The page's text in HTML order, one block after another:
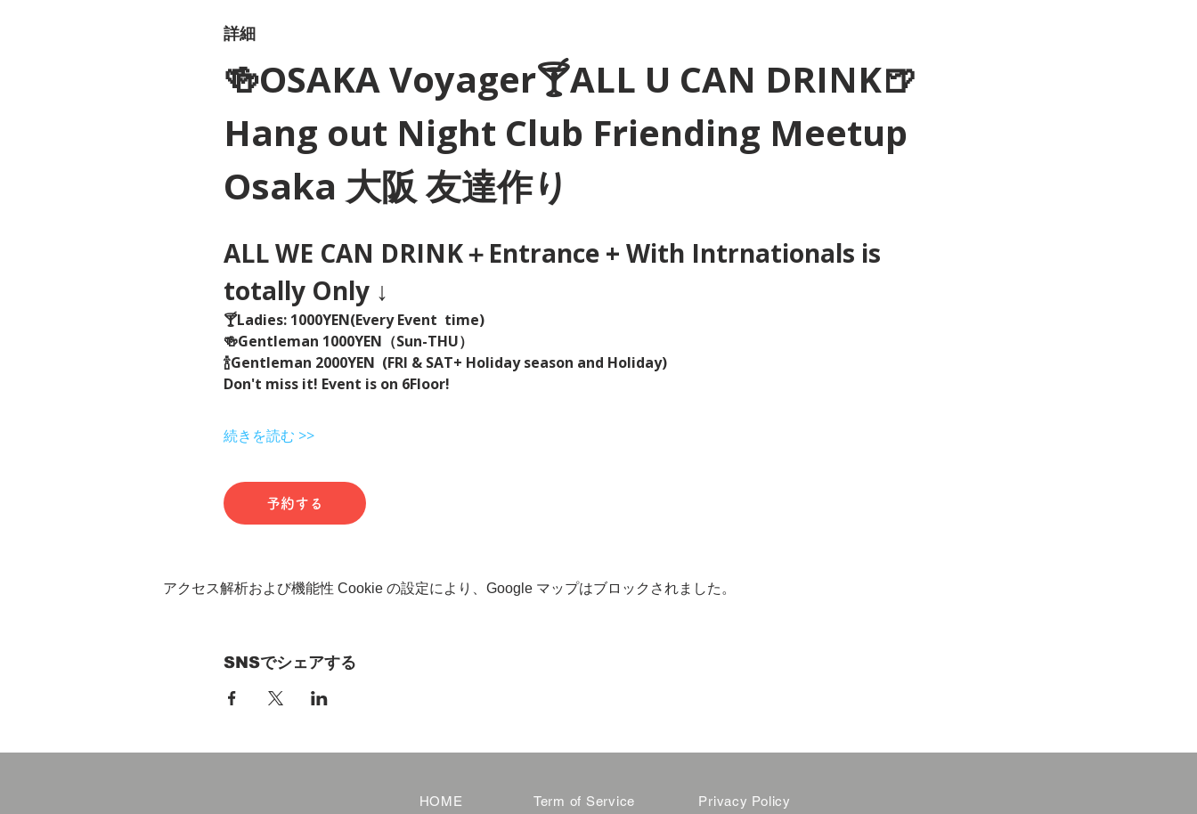
詳細
🍻OSAKA Voyager🍸ALL U CAN DRINK🍺
Hang out Night Club Friending Meetup
Osaka 大阪 友達作り
ALL WE CAN DRINK＋Entrance + With Intrnationals is
totally Only ↓
🍸Ladies: 1000YEN(Every Event  time)
🍻Gentleman 1000YEN（Sun-THU）
🍾Gentleman 2000YEN  (FRI & SAT+ Holiday season and Holiday)
Don't miss it! Event is on 6Floor!
続きを読む >>
予約する
アクセス解析および機能性 Cookie の設定により、Google マップはブロックされました。
SNSでシェアする
HOME Term of Service Privacy Policy